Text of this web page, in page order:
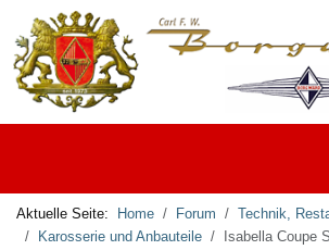
Aktuelle Seite: Home Forum
Technik,
Karosserie und Anbauteile
Isabella Coupe